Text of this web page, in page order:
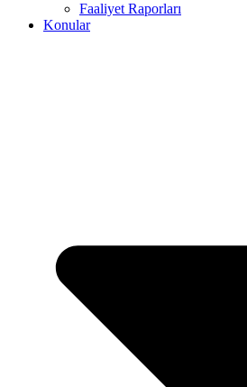
Faaliyet Raporları
Konular